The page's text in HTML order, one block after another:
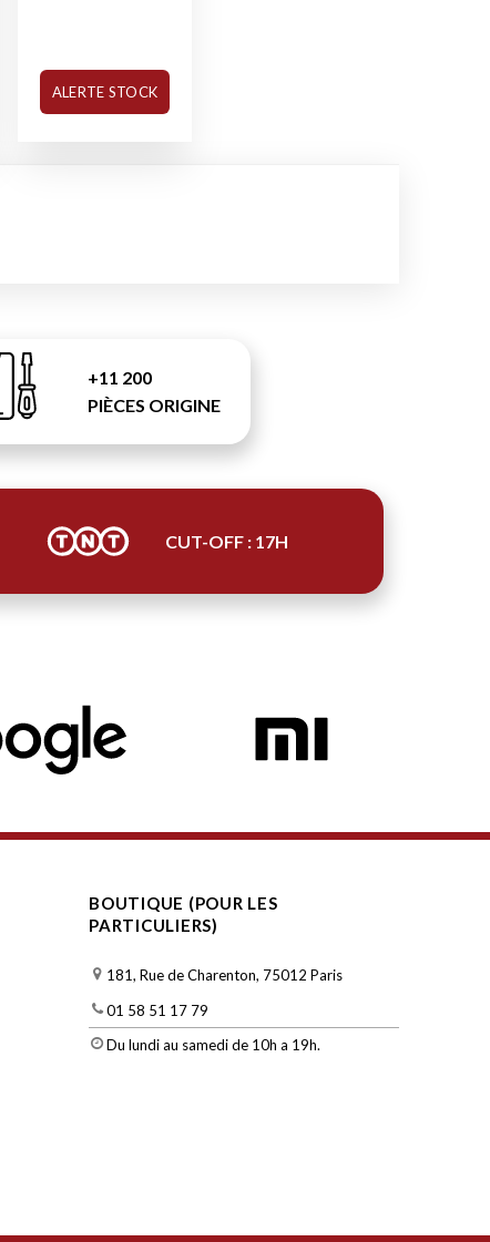
ALERTE STOCK
+11 200
PIÈCES ORIGINE
CUT-OFF : 17H
BOUTIQUE (POUR LES
PARTICULIERS)
181, Rue de Charenton, 75012 Paris
01 58 51 17 79
Du lundi au samedi de 10h a 19h.